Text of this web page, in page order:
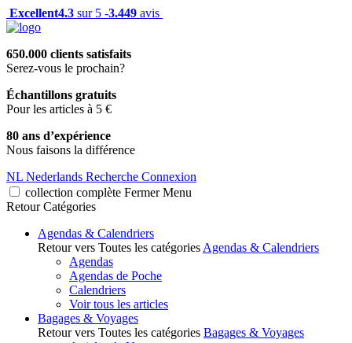
Excellent4.3 sur 5 -3.449 avis
650.000 clients satisfaits
Serez-vous le prochain?
Échantillons gratuits
Pour les articles à 5 €
80 ans d’expérience
Nous faisons la différence
NL Nederlands Recherche Connexion
collection complète Fermer Menu
Retour Catégories
Agendas & Calendriers
Retour vers Toutes les catégories Agendas & Calendriers
Agendas
Agendas de Poche
Calendriers
Voir tous les articles
Bagages & Voyages
Retour vers Toutes les catégories Bagages & Voyages